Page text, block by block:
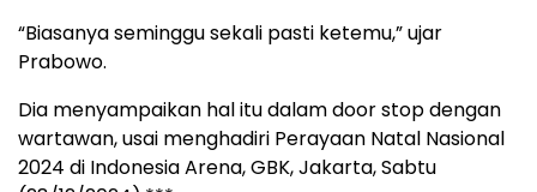
“Biasanya seminggu sekali pasti ketemu,” ujar
Prabowo.
Dia menyampaikan hal itu dalam door stop dengan
wartawan, usai menghadiri Perayaan Natal Nasional
2024 di Indonesia Arena, GBK, Jakarta, Sabtu